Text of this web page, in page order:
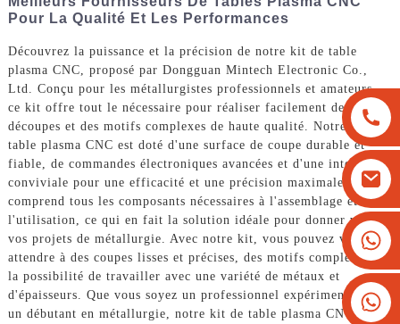
+8613825779334
+16266628193
Pour La Qualité Et Les Performances
Découvrez la puissance et la précision de notre kit de table
plasma CNC, proposé par Dongguan Mintech Electronic Co.,
Ltd. Conçu pour les métallurgistes professionnels et amateurs,
ce kit offre tout le nécessaire pour réaliser facilement des
découpes et des motifs complexes de haute qualité. Notre kit de
table plasma CNC est doté d'une surface de coupe durable et
fiable, de commandes électroniques avancées et d'une interface
conviviale pour une efficacité et une précision maximales. Il
comprend tous les composants nécessaires à l'assemblage et à
l'utilisation, ce qui en fait la solution idéale pour donner vie à
vos projets de métallurgie. Avec notre kit, vous pouvez vous
attendre à des coupes lisses et précises, des motifs complexes et
la possibilité de travailler avec une variété de métaux et
d'épaisseurs. Que vous soyez un professionnel expérimenté ou
un débutant en métallurgie, notre kit de table plasma CNC est